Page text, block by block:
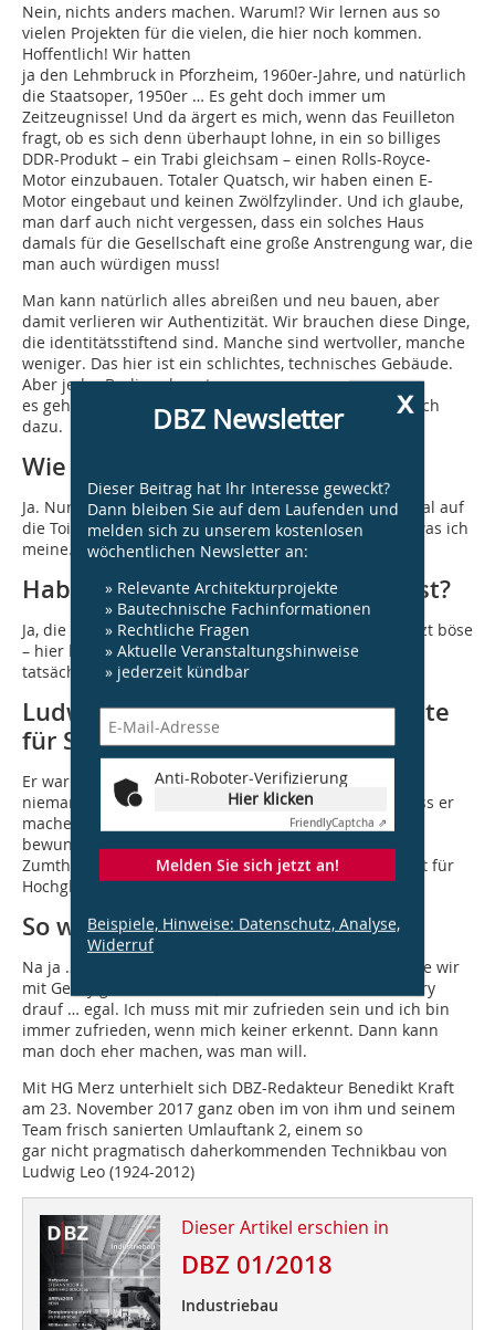
Nein, nichts anders machen. Warum!? Wir lernen aus so
vielen Projekten für die vielen, die hier noch kommen.
Hoffentlich! Wir hatten
ja den Lehmbruck in Pforzheim, 1960er-Jahre, und natürlich
die Staatsoper, 1950er … Es geht doch immer um
Zeitzeugnisse! Und da ärgert es mich, wenn das Feuilleton
fragt, ob es sich denn überhaupt lohne, in ein so billiges
DDR-Produkt – ein Trabi gleichsam – einen Rolls-Royce-
Motor einzubauen. Totaler Quatsch, wir haben einen E-
Motor eingebaut und keinen Zwölfzylinder. Und ich glaube,
man darf auch nicht vergessen, dass ein solches Haus
damals für die Gesellschaft eine große Anstrengung war, die
man auch würdigen muss!
Man kann natürlich alles abreißen und neu bauen, aber
damit verlieren wir Authentizität. Wir brauchen diese Dinge,
die identitätsstiftend sind. Manche sind wertvoller, manche
weniger. Das hier ist ein schlichtes, technisches Gebäude.
Aber jeder Berliner kennt es,
es gehört zur Lebenszeit vieler, vieler Menschen einfach
dazu.
Wie die Kirchen?
Ja. Nur viel pragmatischer. Sie müssen hier einfach mal auf
die Toilette gehen … Spätestens dann verstehen Sie, was ich
meine.
Haben die Kosten am Ende gepasst?
Ja, die haben gepasst. Auch weil – das ist vielleicht jetzt böse
– hier keine Behörde involviert war. Dann geht alles
tatsächlich viel leichter.
Ludwig Leo. Was ist der Mann heute
für Sie?
Er war mir immer schon sehr wichtig. Er hat sich um
niemandes Meinung gekümmert. Ihm war wichtig, dass er
machen konnte, was er meinte, was richtig war. Ich
bewundere seine Konsequenz, die ich auch bei Peter
Zumthor bewundere. Allerdings war Leo kein Architekt für
Hochglanzblätter, das hat ihn nicht interessiert.
So wie Sie?
Na ja … Nehmen Sie die Barenboim-Said Akademie, die wir
mit Gehry gemacht haben, da steht überall Frank Gehry
drauf … egal. Ich muss mit mir zufrieden sein und ich bin
immer zufrieden, wenn mich keiner erkennt. Dann kann
man doch eher machen, was man will.
Mit HG Merz unterhielt sich DBZ-Redakteur Benedikt Kraft
am 23. November 2017 ganz oben im von ihm und seinem
Team frisch sanierten Umlauftank 2, einem so
gar nicht pragmatisch daherkommenden Technikbau von
Ludwig Leo (1924-2012)
Dieser Artikel erschien in
DBZ 01/2018
Industriebau
x
DBZ Newsletter
Dieser Beitrag hat Ihr Interesse geweckt?
Dann bleiben Sie auf dem Laufenden und
melden sich zu unserem kostenlosen
wöchentlichen Newsletter an:
» Relevante Architekturprojekte
» Bautechnische Fachinformationen
» Rechtliche Fragen
» Aktuelle Veranstaltungshinweise
» jederzeit kündbar
Anti-Roboter-Verifizierung
Hier klicken
FriendlyCaptcha ⇗
Melden Sie sich jetzt an!
Beispiele, Hinweise: Datenschutz, Analyse,
Widerruf